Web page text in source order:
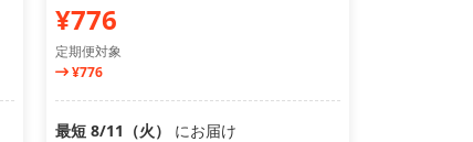
¥776
定期便対象
¥776
最短 8/11（火） にお届け